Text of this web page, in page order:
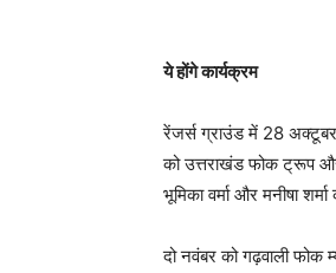
ये होंगे कार्यक्रम
रेंजर्स ग्राउंड में 28
को उत्तराखंड फोक ट्रूप
भूमिका वर्मा और मनीषा
दो नवंबर को गढ़वाली फोक